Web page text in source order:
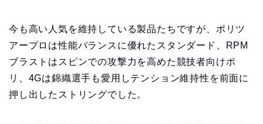
今も高い人気を維持している製品たちですが、ポリツ
アープロは性能バランスに優れたスタンダード、RPM
ブラストはスピンでの攻撃力を高めた競技者向けポ
リ、4Gは錦織選手も愛用しテンション維持性を前面に
押し出したストリングでした。